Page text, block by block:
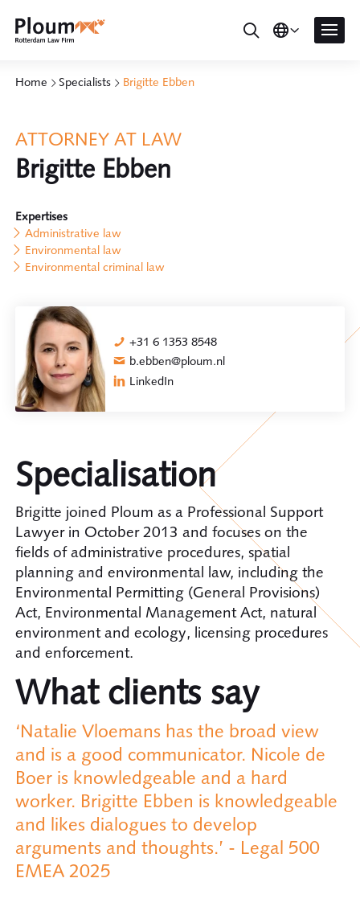
Home Specialists Brigitte Ebben
ATTORNEY AT LAW
Brigitte Ebben
Expertises
Administrative law
Environmental law
Environmental criminal law
+31 6 1353 8548
b.ebben@ploum.nl
LinkedIn
Specialisation
Brigitte joined Ploum as a Professional Support
Lawyer in October 2013 and focuses on the
fields of administrative procedures, spatial
planning and environmental law, including the
Environmental Permitting (General Provisions)
Act, Environmental Management Act, natural
environment and ecology, licensing procedures
and enforcement.
What clients say
‘Natalie Vloemans has the broad view
and is a good communicator. Nicole de
Boer is knowledgeable and a hard
worker. Brigitte Ebben is knowledgeable
and likes dialogues to develop
arguments and thoughts.’ - Legal 500
EMEA 2025